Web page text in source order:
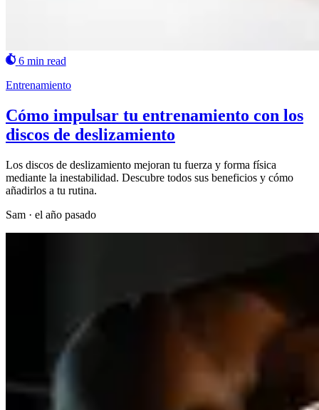
6 min read
Entrenamiento
Cómo impulsar tu entrenamiento con los
discos de deslizamiento
Los discos de deslizamiento mejoran tu fuerza y forma física
mediante la inestabilidad. Descubre todos sus beneficios y cómo
añadirlos a tu rutina.
Sam · el año pasado